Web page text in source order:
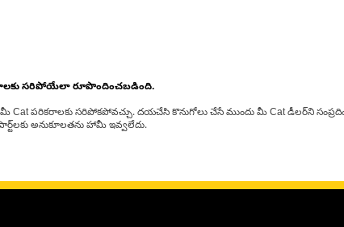
సరిపోయేలా రూపొందించబడింది.
పరికరాలకు సరిపోకపోవచ్చు. దయచేసి కొనుగోలు చేసే ముందు మీ Cat డీలర్‌ని
అనుకూలతను హామీ ఇవ్వలేదు.